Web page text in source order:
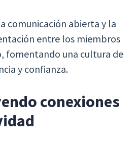
comunicación abierta y la
entre los miembros
fomentando una cultura de
y confianza.
conexiones